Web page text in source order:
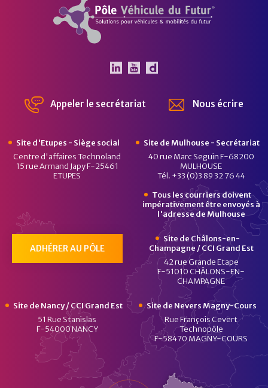
Appeler le secrétariat Nous écrire
Site d'Etupes - Siège social
Centre d'affaires Technoland
15 rue Armand Japy F-25461
ETUPES
Site de Mulhouse - Secrétariat
40 rue Marc Seguin F-68200
MULHOUSE
Tél. +33 (0)3 89 32 76 44
Tous les courriers doivent
impérativement être envoyés à
l'adresse de Mulhouse
ADHÉRER AU PÔLE
Site de Châlons-en-
Champagne / CCI Grand Est
42 rue Grande Etape
F-51010 CHÂLONS-EN-
CHAMPAGNE
Site de Nancy / CCI Grand Est
51 Rue Stanislas
F-54000 NANCY
Site de Nevers Magny-Cours
Rue François Cevert
Technopôle
F-58470 MAGNY-COURS